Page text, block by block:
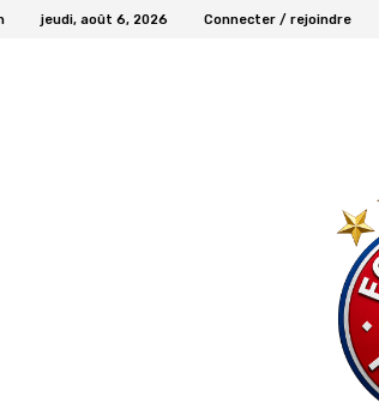
jeudi, août 6, 2026 Connecter / rejoindre